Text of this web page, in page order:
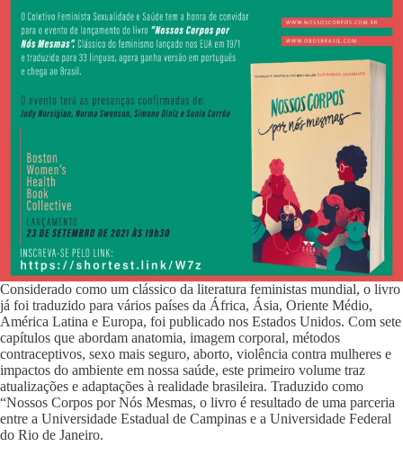
Considerado como um clássico da literatura feministas mundial, o livro
já foi traduzido para vários países da África, Ásia, Oriente Médio,
América Latina e Europa, foi publicado nos Estados Unidos. Com sete
capítulos que abordam anatomia, imagem corporal, métodos
contraceptivos, sexo mais seguro, aborto, violência contra mulheres e
impactos do ambiente em nossa saúde, este primeiro volume traz
atualizações e adaptações à realidade brasileira. Traduzido como
“Nossos Corpos por Nós Mesmas, o livro é resultado de uma parceria
entre a Universidade Estadual de Campinas e a Universidade Federal
do Rio de Janeiro.